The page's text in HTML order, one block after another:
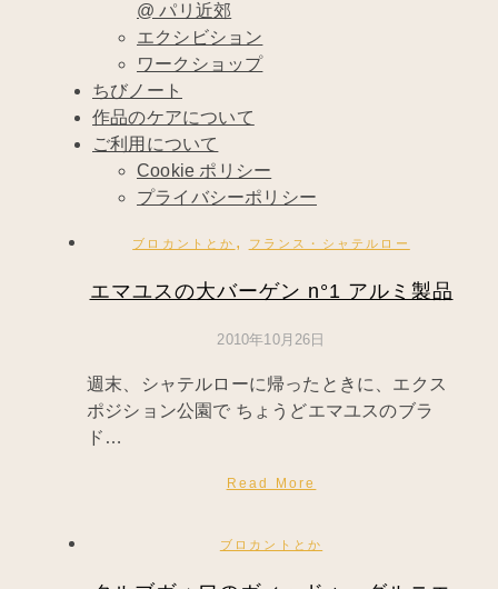
@ パリ近郊
エクシビション
ワークショップ
ちびノート
作品のケアについて
ご利用について
Cookie ポリシー
プライバシーポリシー
ブロカントとか , フランス・シャテルロー
エマユスの大バーゲン n°1 アルミ製品
2010年10月26日
週末、シャテルローに帰ったときに、エクス
ポジション公園で ちょうどエマユスのブラ
ド…
Read More
ブロカントとか